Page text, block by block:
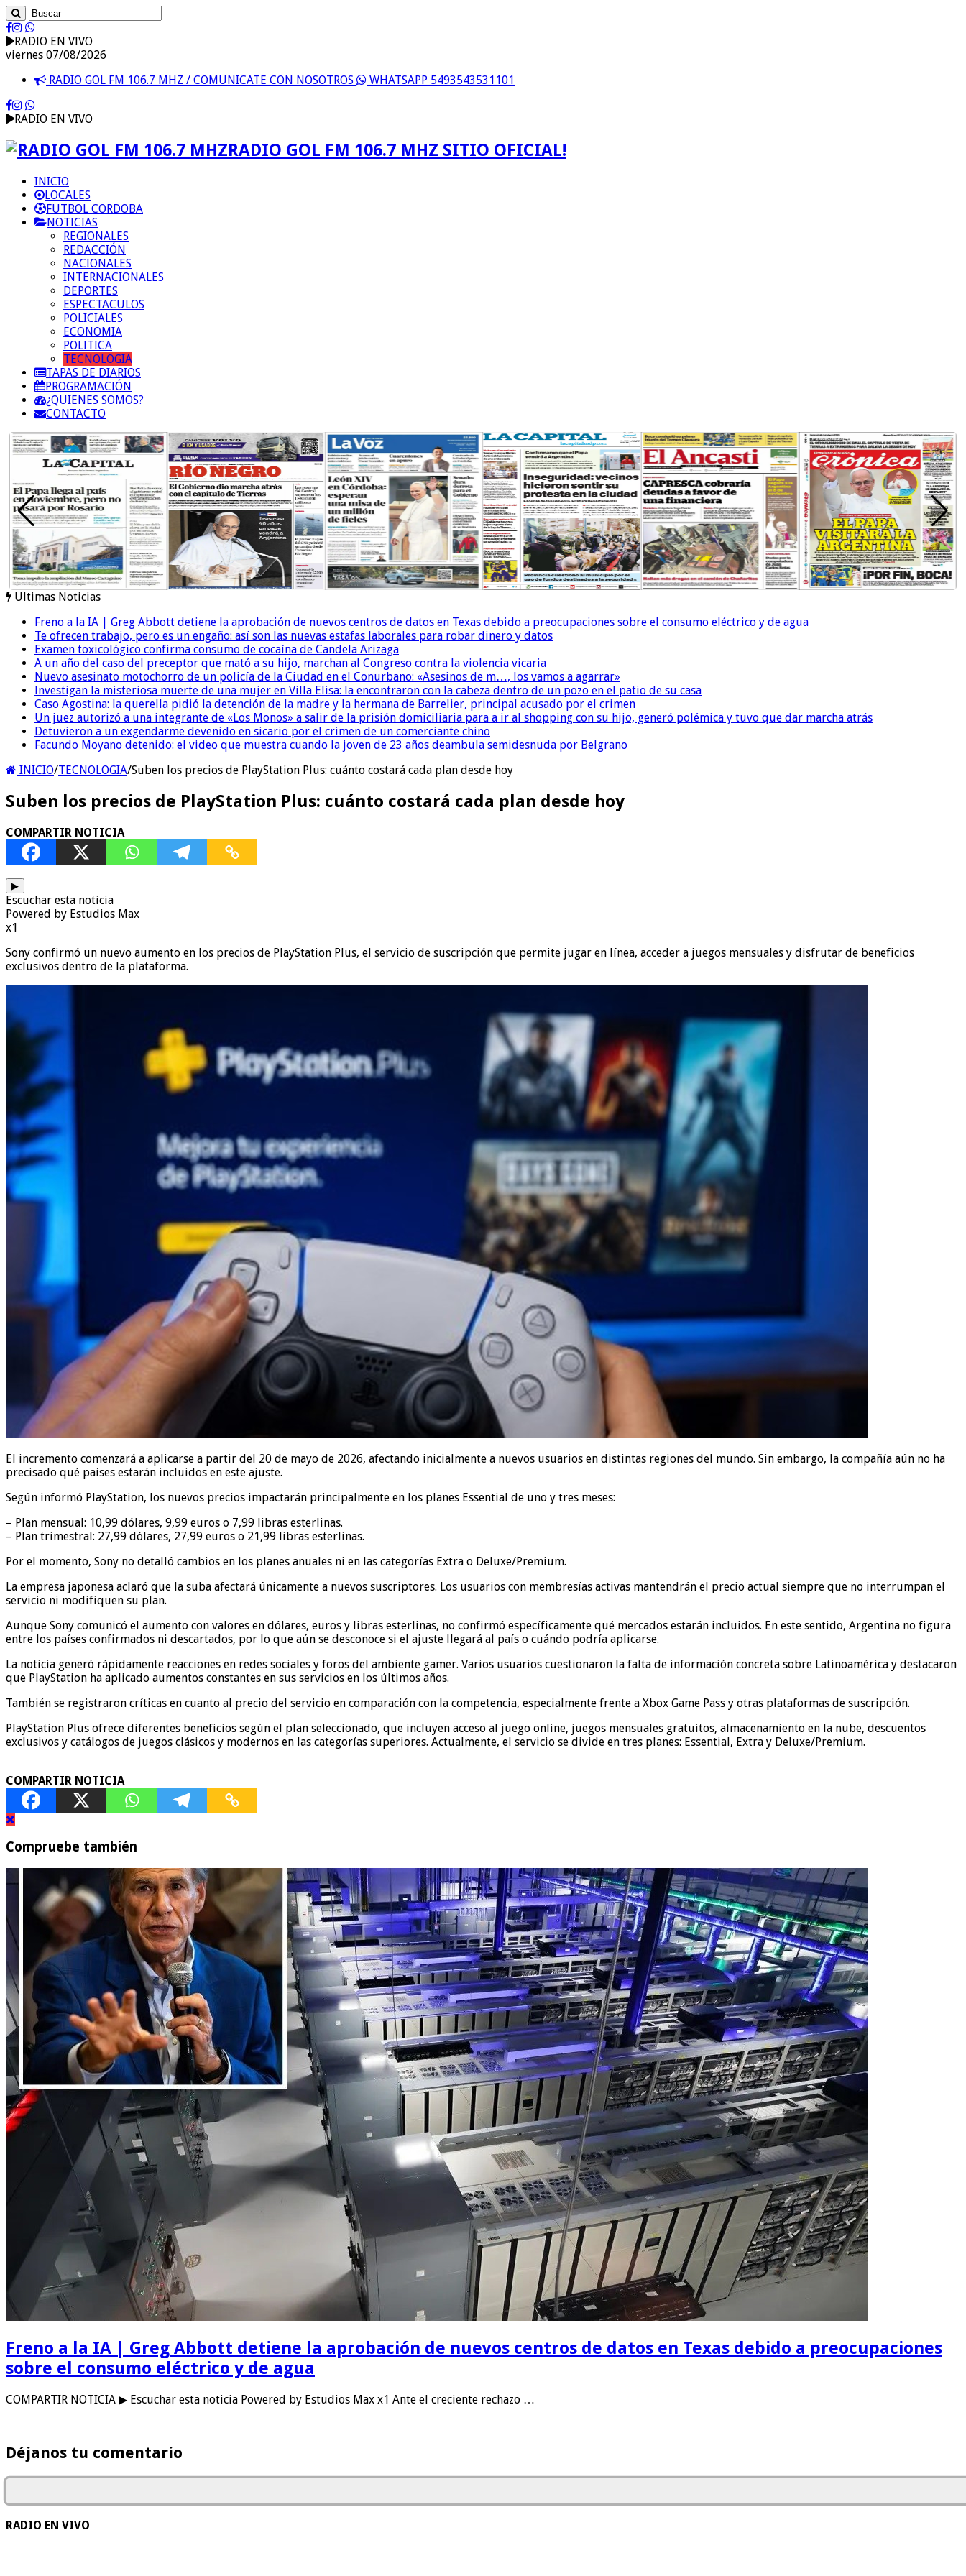
RADIO EN VIVO
viernes 07/08/2026
RADIO GOL FM 106.7 MHZ / COMUNICATE CON NOSOTROS
WHATSAPP 5493543531101
RADIO EN VIVO
RADIO GOL FM 106.7 MHZ SITIO OFICIAL!
INICIO
LOCALES
FUTBOL CORDOBA
NOTICIAS
REGIONALES
REDACCIÓN
NACIONALES
INTERNACIONALES
DEPORTES
ESPECTACULOS
POLICIALES
ECONOMIA
POLITICA
TECNOLOGIA
TAPAS DE DIARIOS
PROGRAMACIÓN
¿QUIENES SOMOS?
CONTACTO
Ultimas Noticias
Freno a la IA | Greg Abbott detiene la aprobación de nuevos centros de datos en Texas debido a preocupaciones sobre el consumo eléctrico y de agua
Te ofrecen trabajo, pero es un engaño: así son las nuevas estafas laborales para robar dinero y datos
Examen toxicológico confirma consumo de cocaína de Candela Arizaga
A un año del caso del preceptor que mató a su hijo, marchan al Congreso contra la violencia vicaria
Nuevo asesinato motochorro de un policía de la Ciudad en el Conurbano: «Asesinos de m…, los vamos a agarrar»
Investigan la misteriosa muerte de una mujer en Villa Elisa: la encontraron con la cabeza dentro de un pozo en el patio de su casa
Caso Agostina: la querella pidió la detención de la madre y la hermana de Barrelier, principal acusado por el crimen
Un juez autorizó a una integrante de «Los Monos» a salir de la prisión domiciliaria para a ir al shopping con su hijo, generó polémica y tuvo que dar marcha atrás
Detuvieron a un exgendarme devenido en sicario por el crimen de un comerciante chino
Facundo Moyano detenido: el video que muestra cuando la joven de 23 años deambula semidesnuda por Belgrano
INICIO/TECNOLOGIA/Suben los precios de PlayStation Plus: cuánto costará cada plan desde hoy
Suben los precios de PlayStation Plus: cuánto costará cada plan desde hoy
COMPARTIR NOTICIA
▶
Escuchar esta noticia
Powered by Estudios Max
x1
Sony confirmó un nuevo aumento en los precios de PlayStation Plus, el servicio de suscripción que permite jugar en línea, acceder a juegos mensuales y disfrutar de beneficios
exclusivos dentro de la plataforma.
El incremento comenzará a aplicarse a partir del 20 de mayo de 2026, afectando inicialmente a nuevos usuarios en distintas regiones del mundo. Sin embargo, la compañía aún no ha
precisado qué países estarán incluidos en este ajuste.
Según informó PlayStation, los nuevos precios impactarán principalmente en los planes Essential de uno y tres meses:
– Plan mensual: 10,99 dólares, 9,99 euros o 7,99 libras esterlinas.
– Plan trimestral: 27,99 dólares, 27,99 euros o 21,99 libras esterlinas.
Por el momento, Sony no detalló cambios en los planes anuales ni en las categorías Extra o Deluxe/Premium.
La empresa japonesa aclaró que la suba afectará únicamente a nuevos suscriptores. Los usuarios con membresías activas mantendrán el precio actual siempre que no interrumpan el
servicio ni modifiquen su plan.
Aunque Sony comunicó el aumento con valores en dólares, euros y libras esterlinas, no confirmó específicamente qué mercados estarán incluidos. En este sentido, Argentina no figura
entre los países confirmados ni descartados, por lo que aún se desconoce si el ajuste llegará al país o cuándo podría aplicarse.
La noticia generó rápidamente reacciones en redes sociales y foros del ambiente gamer. Varios usuarios cuestionaron la falta de información concreta sobre Latinoamérica y destacaron
que PlayStation ha aplicado aumentos constantes en sus servicios en los últimos años.
También se registraron críticas en cuanto al precio del servicio en comparación con la competencia, especialmente frente a Xbox Game Pass y otras plataformas de suscripción.
PlayStation Plus ofrece diferentes beneficios según el plan seleccionado, que incluyen acceso al juego online, juegos mensuales gratuitos, almacenamiento en la nube, descuentos
exclusivos y catálogos de juegos clásicos y modernos en las categorías superiores. Actualmente, el servicio se divide en tres planes: Essential, Extra y Deluxe/Premium.
COMPARTIR NOTICIA
Compruebe también
Freno a la IA | Greg Abbott detiene la aprobación de nuevos centros de datos en Texas debido a preocupaciones
sobre el consumo eléctrico y de agua
COMPARTIR NOTICIA ▶ Escuchar esta noticia Powered by Estudios Max x1 Ante el creciente rechazo …
Déjanos tu comentario
RADIO EN VIVO